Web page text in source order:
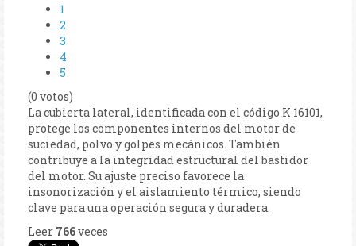
1
2
3
4
5
(0 votos)
La cubierta lateral, identificada con el código K 16101,
protege los componentes internos del motor de
suciedad, polvo y golpes mecánicos. También
contribuye a la integridad estructural del bastidor
del motor. Su ajuste preciso favorece la
insonorización y el aislamiento térmico, siendo
clave para una operación segura y duradera.
Leer 766veces